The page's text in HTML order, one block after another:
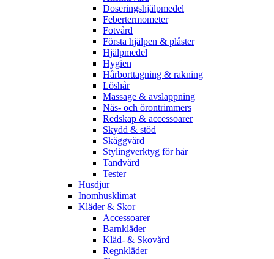
Doseringshjälpmedel
Febertermometer
Fotvård
Första hjälpen & plåster
Hjälpmedel
Hygien
Hårborttagning & rakning
Löshår
Massage & avslappning
Näs- och örontrimmers
Redskap & accessoarer
Skydd & stöd
Skäggvård
Stylingverktyg för hår
Tandvård
Tester
Husdjur
Inomhusklimat
Kläder & Skor
Accessoarer
Barnkläder
Kläd- & Skovård
Regnkläder